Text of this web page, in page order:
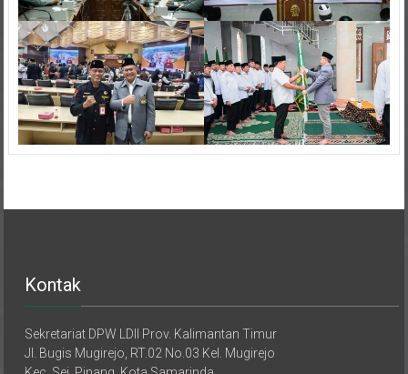
Jl. Bugis Mugirejo, RT.02 No.03 Kel. Mugirejo
Kec. Sei. Pinang, Kota Samarinda